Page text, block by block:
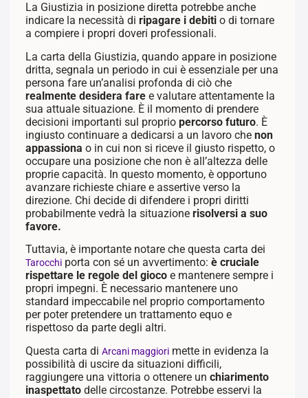
La Giustizia in posizione diretta potrebbe anche
indicare la necessità di ripagare i debitio di tornare
a compiere i propri doveri professionali.
La carta della Giustizia, quando appare in posizione
dritta, segnala un periodo in cui è essenziale per una
persona fare un’analisi profonda di ciò che
realmente desidera faree valutare attentamente la
sua attuale situazione. È il momento di prendere
decisioni importanti sul propriopercorso futuro. È
ingiusto continuare a dedicarsi a un lavoro che non
appassiona o in cui non si riceve il giusto rispetto, o
occupare una posizione che non è all’altezza delle
proprie capacità. In questo momento, è opportuno
avanzare richieste chiare e assertive verso la
direzione. Chi decide di difendere i propri diritti
probabilmente vedrà la situazione risolversi a suo
favore.
Tuttavia, è importante notare che questa carta dei
Tarocchiporta con sé un avvertimento: è cruciale
rispettare le regole del giocoe mantenere sempre i
propri impegni. È necessario mantenere uno
standard impeccabile nel proprio comportamento
per poter pretendere un trattamento equo e
rispettoso da parte degli altri.
Questa carta di Arcani maggiorimette in evidenza la
possibilità di uscire da situazioni difficili,
raggiungere una vittoria o ottenere un chiarimento
inaspettatodelle circostanze. Potrebbe esservi la